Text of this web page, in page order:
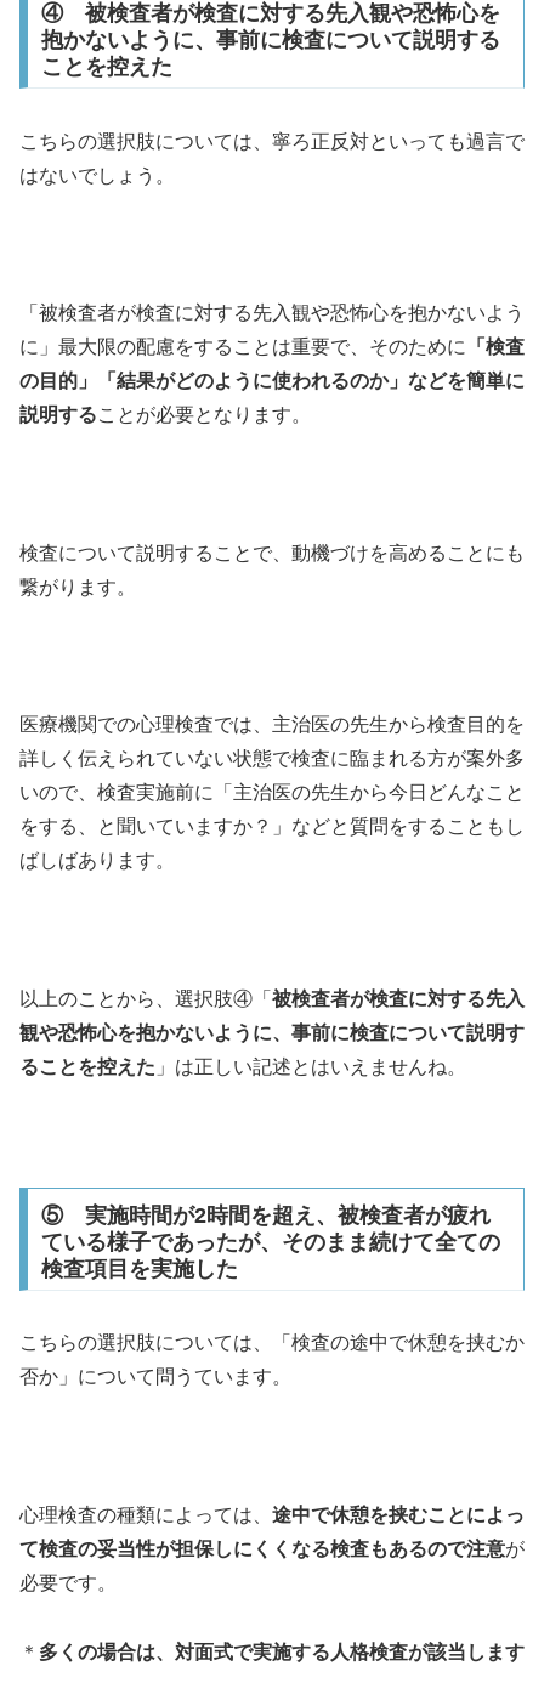
④ 被検査者が検査に対する先入観や恐怖心を
抱かないように、事前に検査について説明する
ことを控えた
こちらの選択肢については、寧ろ正反対といっても過言で
はないでしょう。
「被検査者が検査に対する先入観や恐怖心を抱かないよう
に」最大限の配慮をすることは重要で、そのために
「検査
の目的」「結果がどのように使われるのか」などを簡単に
説明することが必要となります。
検査について説明することで、動機づけを高めることにも
繋がります。
医療機関での心理検査では、主治医の先生から検査目的を
詳しく伝えられていない状態で検査に臨まれる方が案外多
いので、検査実施前に「主治医の先生から今日どんなこと
をする、と聞いていますか？」などと質問をすることもし
ばしばあります。
以上のことから、選択肢④「 被検査者が検査に対する先入
観や恐怖心を抱かないように、事前に検査について説明す
ることを控えた 」は正しい記述とはいえませんね。
⑤ 実施時間が2時間を超え、被検査者が疲れ
ている様子であったが、そのまま続けて全ての
検査項目を実施した
こちらの選択肢については、「検査の途中で休憩を挟むか
否か」について問うています。
心理検査の種類によっては、 途中で休憩を挟むことによっ
て検査の妥当性が担保しにくくなる検査もあるので注意が
必要です。
＊ 多くの場合は、対面式で実施する人格検査が該当します